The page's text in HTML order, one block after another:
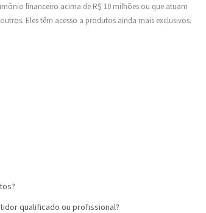
financeiro acima de R$ 10 milhões ou que atuam
Eles têm acesso a produtos ainda mais exclusivos.
qualificado ou profissional?